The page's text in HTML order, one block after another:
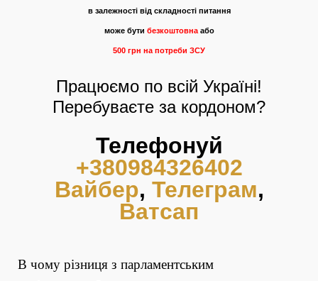
в залежності від складності питання
може бути безкоштовнаабо
500 грн на потреби ЗСУ
Працюємо по всій Україні!
Перебуваєте за кордоном?
Телефонуй
+380984326402
Вайбер, Телеграм,
Ватсап
В чому різниця з парламентським